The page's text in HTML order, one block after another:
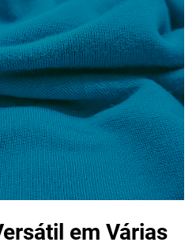
em Várias